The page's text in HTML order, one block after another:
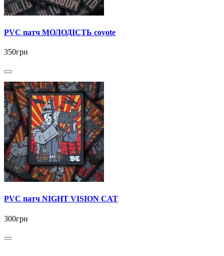
PVC патч МОЛОДІСТЬ coyote
350грн
PVC патч NIGHT VISION CAT
300грн